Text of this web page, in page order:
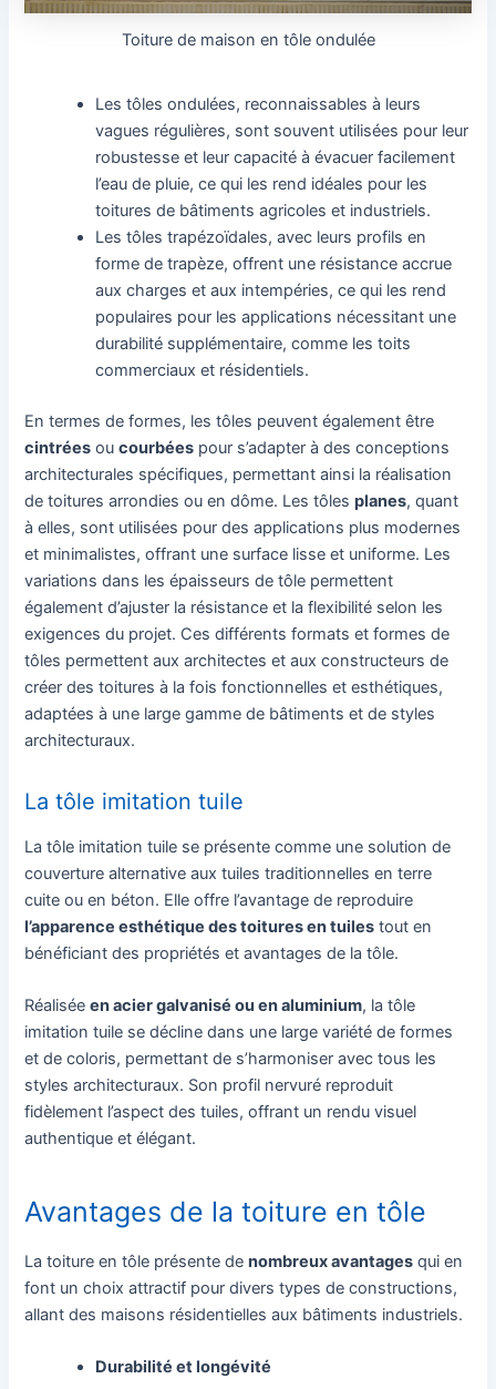
Toiture de maison en tôle ondulée
Les tôles ondulées, reconnaissables à leurs
vagues régulières, sont souvent utilisées pour leur
robustesse et leur capacité à évacuer facilement
l’eau de pluie, ce qui les rend idéales pour les
toitures de bâtiments agricoles et industriels.
Les tôles trapézoïdales, avec leurs profils en
forme de trapèze, offrent une résistance accrue
aux charges et aux intempéries, ce qui les rend
populaires pour les applications nécessitant une
durabilité supplémentaire, comme les toits
commerciaux et résidentiels.
En termes de formes, les tôles peuvent également être
cintrées oucourbées pour s’adapter à des conceptions
architecturales spécifiques, permettant ainsi la réalisation
de toitures arrondies ou en dôme. Les tôlesplanes, quant
à elles, sont utilisées pour des applications plus modernes
et minimalistes, offrant une surface lisse et uniforme. Les
variations dans les épaisseurs de tôle permettent
également d’ajuster la résistance et la flexibilité selon les
exigences du projet. Ces différents formats et formes de
tôles permettent aux architectes et aux constructeurs de
créer des toitures à la fois fonctionnelles et esthétiques,
adaptées à une large gamme de bâtiments et de styles
architecturaux.
La tôle imitation tuile
La tôle imitation tuile se présente comme une solution de
couverture alternative aux tuiles traditionnelles en terre
cuite ou en béton. Elle offre l’avantage de reproduire
l’apparence esthétique des toitures en tuiles tout en
bénéficiant des propriétés et avantages de la tôle.
Réaliséeen acier galvanisé ou en aluminium, la tôle
imitation tuile se décline dans une large variété de formes
et de coloris, permettant de s’harmoniser avec tous les
styles architecturaux. Son profil nervuré reproduit
fidèlement l’aspect des tuiles, offrant un rendu visuel
authentique et élégant.
Avantages de la toiture en tôle
La toiture en tôle présente denombreux avantages qui en
font un choix attractif pour divers types de constructions,
allant des maisons résidentielles aux bâtiments industriels.
Durabilité et longévité